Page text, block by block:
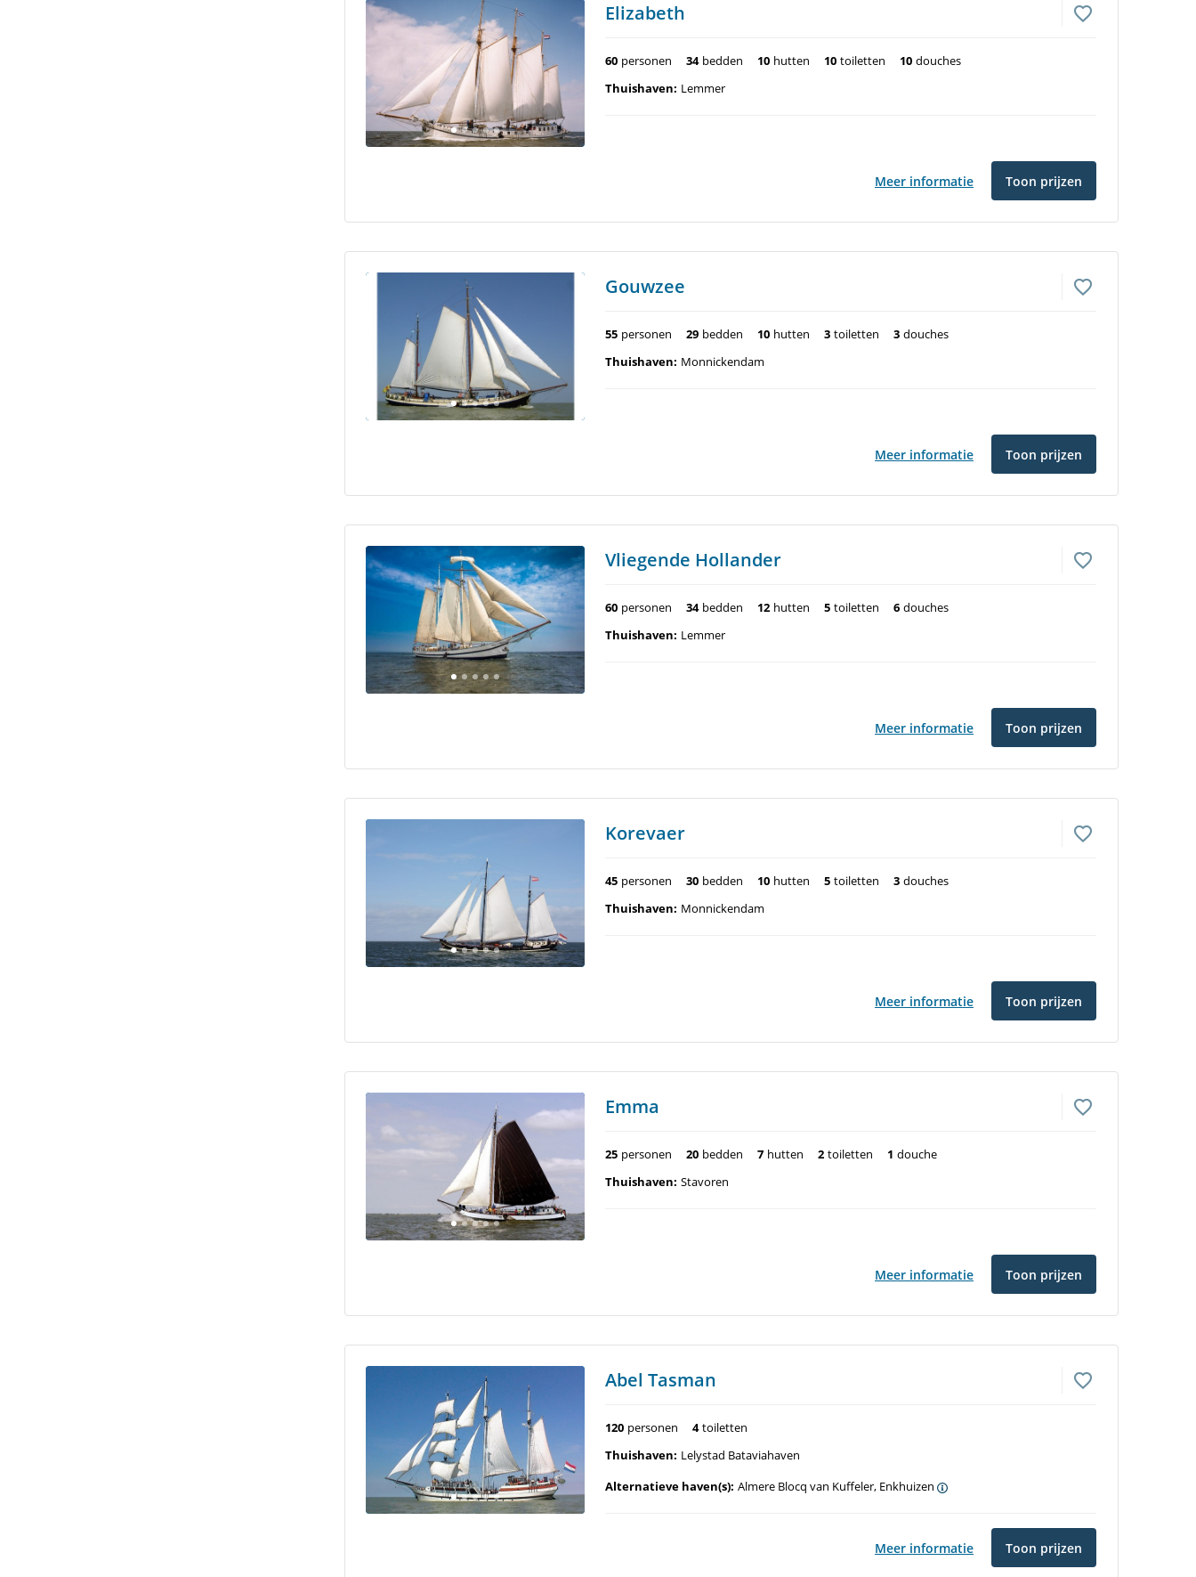
Elizabeth
60 personen 34 bedden 10 hutten 10 toiletten 10 douches
Thuishaven: Lemmer
Meer informatie Toon prijzen
Gouwzee
55 personen 29 bedden 10 hutten 3 toiletten 3 douches
Thuishaven: Monnickendam
Meer informatie Toon prijzen
Vliegende Hollander
60 personen 34 bedden 12 hutten 5 toiletten 6 douches
Thuishaven: Lemmer
Meer informatie Toon prijzen
Korevaer
45 personen 30 bedden 10 hutten 5 toiletten 3 douches
Thuishaven: Monnickendam
Meer informatie Toon prijzen
Emma
25 personen 20 bedden 7 hutten 2 toiletten 1 douche
Thuishaven: Stavoren
Meer informatie Toon prijzen
Abel Tasman
120 personen 4 toiletten
Thuishaven: Lelystad Bataviahaven
Alternatieve haven(s): Almere Blocq van Kuffeler, Enkhuizen
Meer informatie Toon prijzen